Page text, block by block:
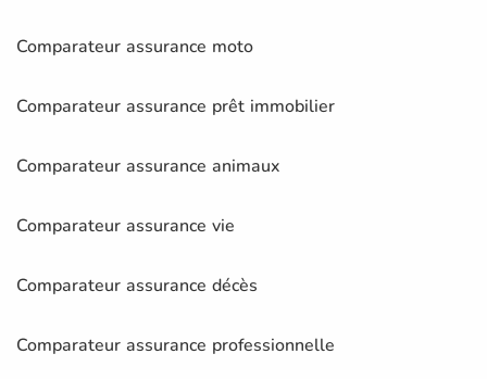
Comparateur assurance moto
Comparateur assurance prêt immobilier
Comparateur assurance animaux
Comparateur assurance vie
Comparateur assurance décès
Comparateur assurance professionnelle